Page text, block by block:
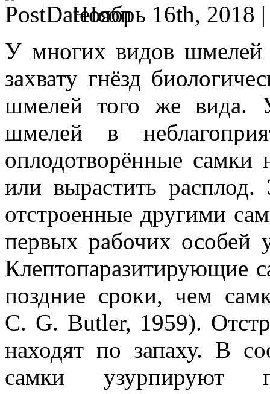
Ноябрь 16th, 2018
У многих видов шмелей
захвату гнёзд
шмелей того же вида.
шмелей в
оплодотворённые самки
или вырастить
отстроенные другими
первых рабочих особей
Клептопаразитирующие
поздние сроки, чем
C. G. Butler, 1959).
находят по запаху. В
самки узурпируют